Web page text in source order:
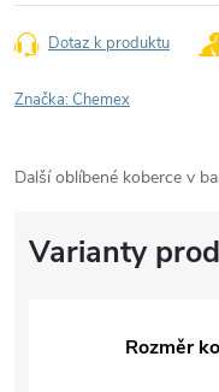
Dotaz k produktu
Značka:Chemex
Další oblíbené koberce v
Rozměr